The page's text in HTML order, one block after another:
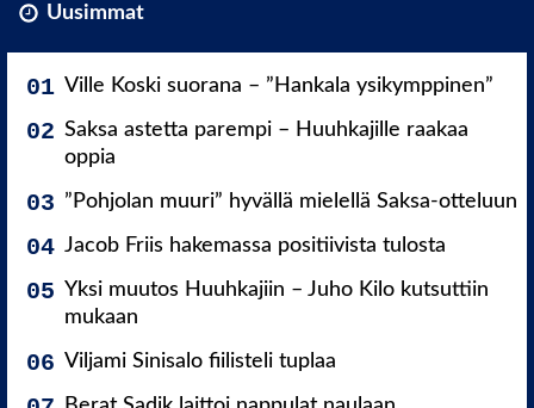
Uusimmat
Ville Koski suorana – ”Hankala ysikymppinen”
Saksa astetta parempi – Huuhkajille raakaa
oppia
”Pohjolan muuri” hyvällä mielellä Saksa-otteluun
Jacob Friis hakemassa positiivista tulosta
Yksi muutos Huuhkajiin – Juho Kilo kutsuttiin
mukaan
Viljami Sinisalo fiilisteli tuplaa